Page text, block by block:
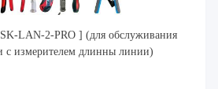
LAN-2-PRO ] (для обслуживания
с измерителем длинны линии)